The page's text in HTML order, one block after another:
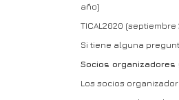
año)
TICAL2020 (septiembre
Si tiene alguna
Socios organizadores
Los socios